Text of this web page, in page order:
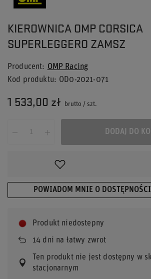
KIEROWNICA OMP CORSICA
SUPERLEGGERO ZAMSZ
Producent
OMP Racing
Kod produktu
OD0-2021-071
1 533,00 zł brutto / szt.
DODAJ DO
POWIADOM MNIE O
Produkt niedostepny
14 dni na łatwy zwrot
Ten produkt nie jest dostępny w
stacjonarnym